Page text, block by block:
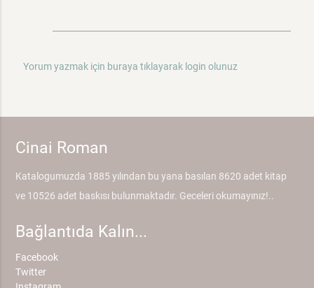
Yorum yazmak için buraya tıklayarak login olunuz
Cinai Roman
Katalogumuzda 1885 yılından bu yana basılan 8620 adet kitap
ve 10526 adet baskısı bulunmaktadır. Geceleri okumayınız!..
Bağlantıda Kalın...
Facebook
Twitter